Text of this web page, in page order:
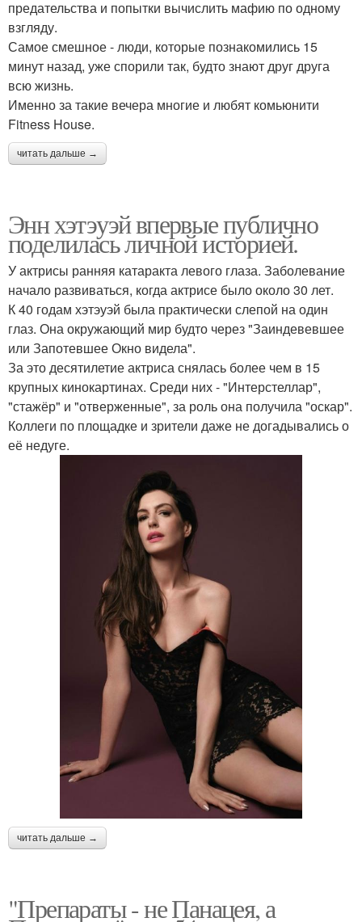
предательства и попытки вычислить мафию по одному
взгляду.
Самое смешное - люди, которые познакомились 15
минут назад, уже спорили так, будто знают друг друга
всю жизнь.
Именно за такие вечера многие и любят комьюнити
Fitness House.
читать дальше →
Энн хэтэуэй впервые публично
поделилась личной историей.
У актрисы ранняя катаракта левого глаза. Заболевание
начало развиваться, когда актрисе было около 30 лет.
К 40 годам хэтэуэй была практически слепой на один
глаз. Она окружающий мир будто через "Заиндевевшее
или Запотевшее Окно видела".
За это десятилетие актриса снялась более чем в 15
крупных кинокартинах. Среди них - "Интерстеллар",
"стажёр" и "отверженные", за роль она получила "оскар".
Коллеги по площадке и зрители даже не догадывались о
её недуге.
читать дальше →
"Препараты - не Панацея, а